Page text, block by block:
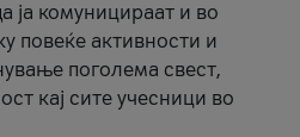
ја комуницираат и во
повеќе активности и
поголема свест,
кај сите учесници во